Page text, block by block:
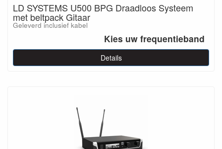
LD SYSTEMS U500 BPG Draadloos Systeem
met beltpack Gitaar
Geleverd inclusief kabel
Kies uw frequentieband
Details